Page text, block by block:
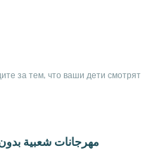
за тем, что ваши дети смотрят
مهرجانات شعبية